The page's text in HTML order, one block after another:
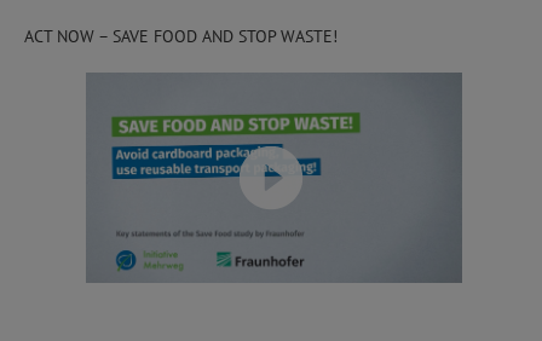
ACT NOW – SAVE FOOD AND STOP WASTE!